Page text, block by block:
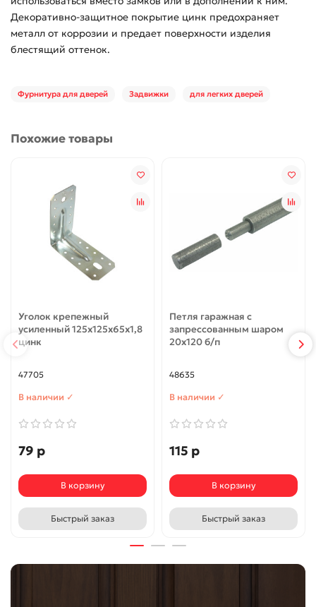
Декоративно-защитное покрытие цинк предохраняет
металл от коррозии и предает поверхности изделия
блестящий оттенок.
Фурнитура для дверей Задвижки для легких дверей
Похожие товары
Уголок крепежный
усиленный 125х125х65х1,8
цинк
47705
В наличии ✓
79 р
В корзину
Быстрый заказ
Петля гаражная с
запрессованным шаром
20х120 б/п
48635
В наличии ✓
115 р
В корзину
Быстрый заказ